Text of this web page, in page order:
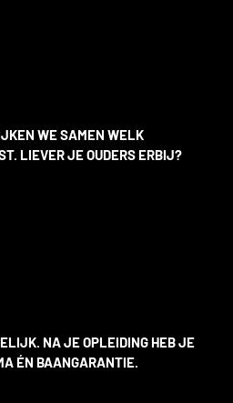
WE SAMEN WELK
LIEVER JE OUDERS ERBIJ?
NA JE OPLEIDING HEB JE
ÉN BAANGARANTIE.